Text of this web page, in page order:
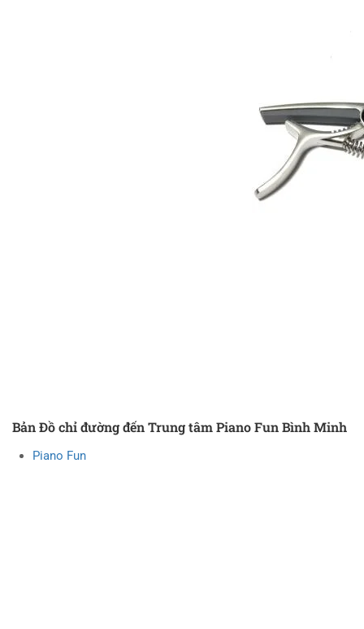
Bản Đồ chỉ đường đến Trung tâm Piano Fun Bình Minh
Piano Fun